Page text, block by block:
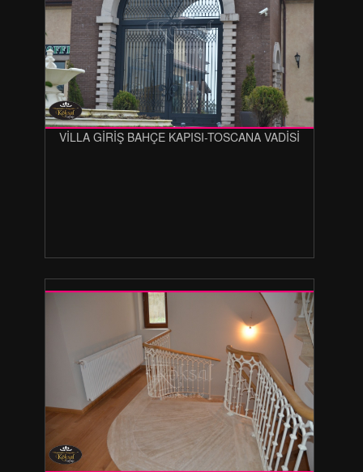
VİLLA GİRİŞ BAHÇE KAPISI-TOSCANA VADİSİ